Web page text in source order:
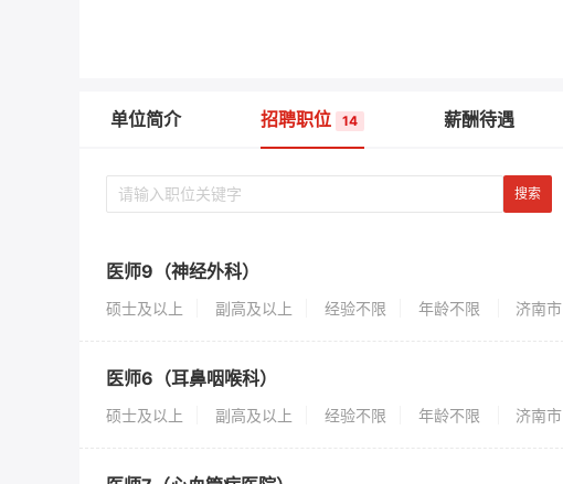
单位简介 招聘职位 14 薪酬待遇
医师9（神经外科）
硕士及以上 副高及以上 经验不限 年龄不限 济南市
医师6（耳鼻咽喉科）
硕士及以上 副高及以上 经验不限 年龄不限 济南市